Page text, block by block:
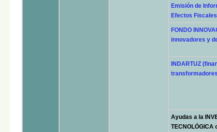
Emisión de
Efectos
FONDO
innovadores y
INDARTUZ
Ayudas a la